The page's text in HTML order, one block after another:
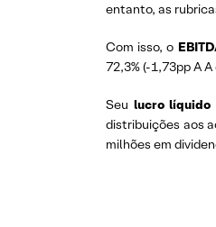
entanto, as
Com isso, o
72,3% (-1,73pp A
Seu lucro líquido
distribuições aos
milhões em